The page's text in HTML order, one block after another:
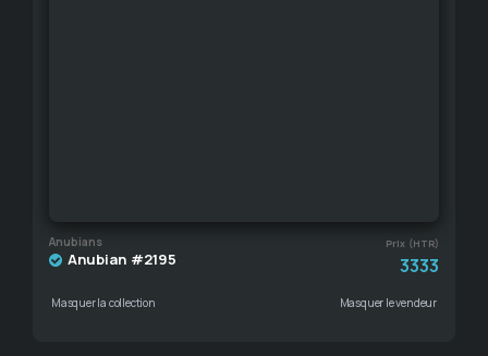
Anubians Prix (HTR)
Anubian #2195 3333
Masquer la collection Masquer le vendeur